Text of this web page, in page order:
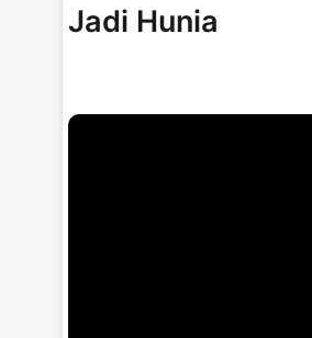
Jadi Hunia